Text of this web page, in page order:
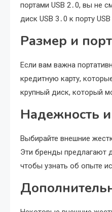
портами USB 2․0, вы не
диск USB 3․0 к порту USB
Размер и
Если вам важна
кредитную карту,
крупный диск, который
Надежность
Выбирайте внешние
Эти бренды предлагают
чтобы узнать об опыте